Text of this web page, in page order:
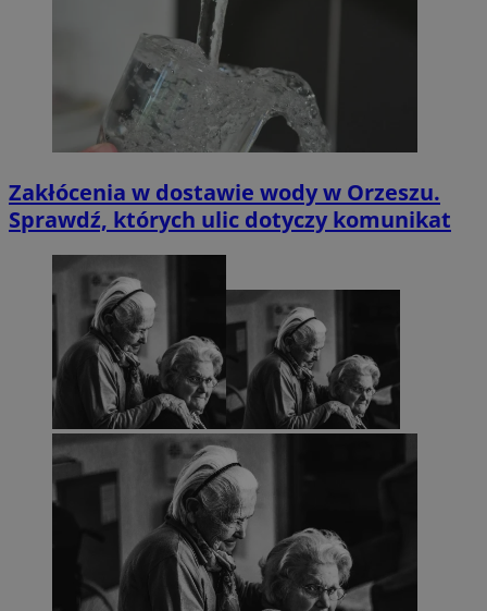
Zakłócenia w dostawie wody w Orzeszu.
Sprawdź, których ulic dotyczy komunikat